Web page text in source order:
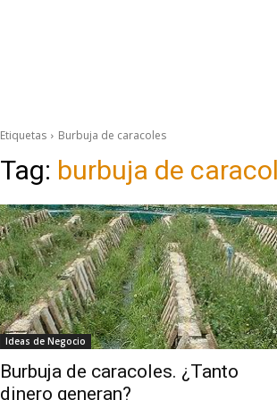
Etiquetas Burbuja de caracoles
Tag: burbuja de
Ideas de Negocio
Burbuja de caracoles. ¿Tanto
dinero generan?